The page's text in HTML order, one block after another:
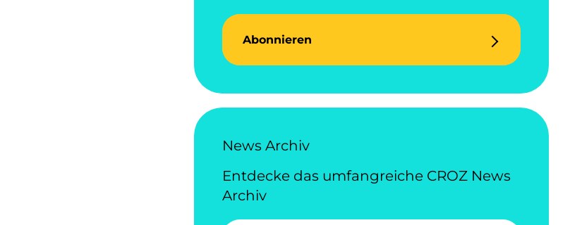
Abonnieren
News Archiv
Entdecke das umfangreiche CROZ News
Archiv